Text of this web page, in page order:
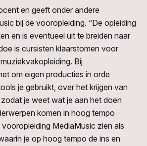
en geeft onder andere
bij de vooropleiding. “De opleiding
en is eventueel uit te breiden naar
is cursisten klaarstomen voor
Bij
om eigen producties in orde
je gebruikt, over het krijgen van
je weet wat je aan het doen
komen in hoog tempo
MediaMusic zien als
je op hoog tempo de ins en